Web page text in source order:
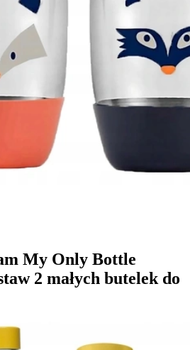
My Only Bottle
2 małych butelek do